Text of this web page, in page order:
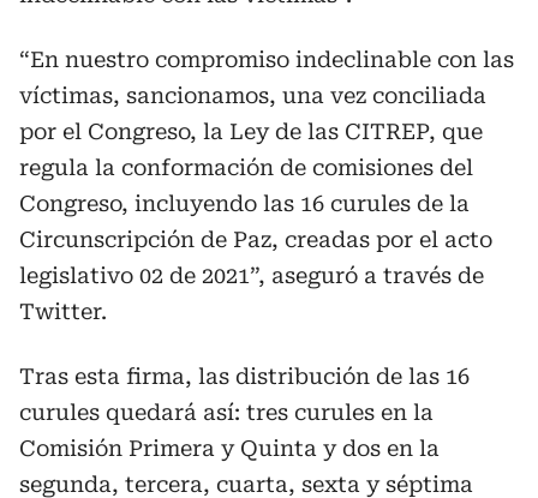
“En nuestro compromiso indeclinable con las
víctimas, sancionamos, una vez conciliada
por el Congreso, la Ley de las CITREP, que
regula la conformación de comisiones del
Congreso, incluyendo las 16 curules de la
Circunscripción de Paz, creadas por el acto
legislativo 02 de 2021”, aseguró a través de
Twitter.
Tras esta firma, las distribución de las 16
curules quedará así: tres curules en la
Comisión Primera y Quinta y dos en la
segunda, tercera, cuarta, sexta y séptima